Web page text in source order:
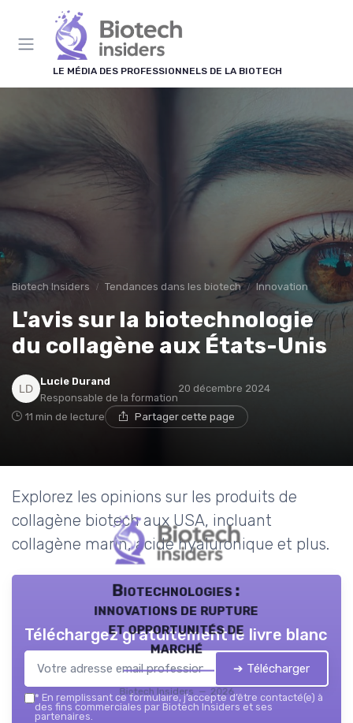
LE MÉDIA DES PROFESSIONNELS DE LA BIOTECH
Biotech Insiders Tendances dans les biotech Innovation
L'avis sur la biotechnologie
du collagène aux États-Unis
Lucie Durand
Responsable de la formation
20 décembre 2024
11 min de lecture Partager cette page
Explorez les opinions sur les produits de
collagène biotech aux USA, incluant
collagène marin, acide hyaluronique et plus.
Biotechnologies :
innovations de rupture
et opportunités de
marché
Biotech Insiders — 2026
Téléchargez gratuitement le livre blanc
➔ Télécharger
* En remplissant ce formulaire, j’accepte d’être contacté(e) à
des fins commerciales par Biotech Insiders et ses
partenaires.
Panneau de gestion des cookies